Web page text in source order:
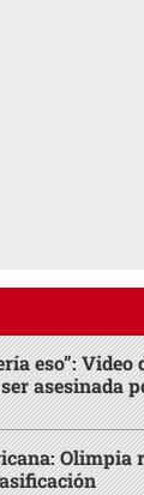
eso”: Video
asesinada
Olimpia